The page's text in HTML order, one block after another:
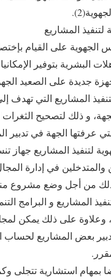
الجهوية على القيام
البشرية بتوفير
جديدة على الصعيد
المشاريع التي تهدف
و ذلك لتصحيح
عرفتها الجهة في تدبير
لتنفيذ المشاريع جهاز
والمتدخلين في إدارة
من أجل وضع مشروع
المشاريع و البرامج
وعلاوة على ذلك يمكن
تدبير بعض المشاريع
بمهام استشارية تتجلى